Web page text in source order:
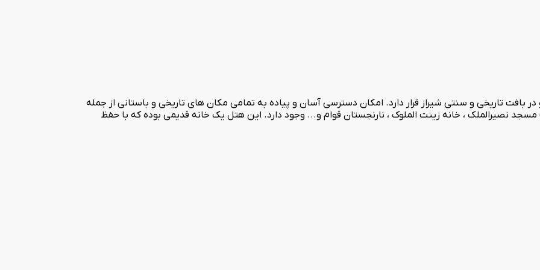
تاسیس و افتتاح شده است و در بافت تاریخی و سنتی شیراز قرار دارد. امکان دسترسی آسان و پیاده به تمامی مکان های تاریخی و باستانی از جمله
نصیرالملک ، خانه زینت الملوک ، نارنجستان قوام و... وجود دارد. این هتل یک خانه قدیمی بوده که با حفظ